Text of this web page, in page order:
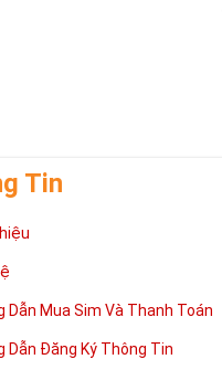
Tin
Dẫn Mua Sim Và Thanh Toán
Dẫn Đăng Ký Thông Tin